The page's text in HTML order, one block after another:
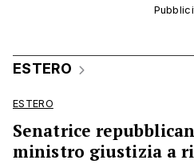
ESTERO
ESTERO
Senatrice
ministro giustizia a